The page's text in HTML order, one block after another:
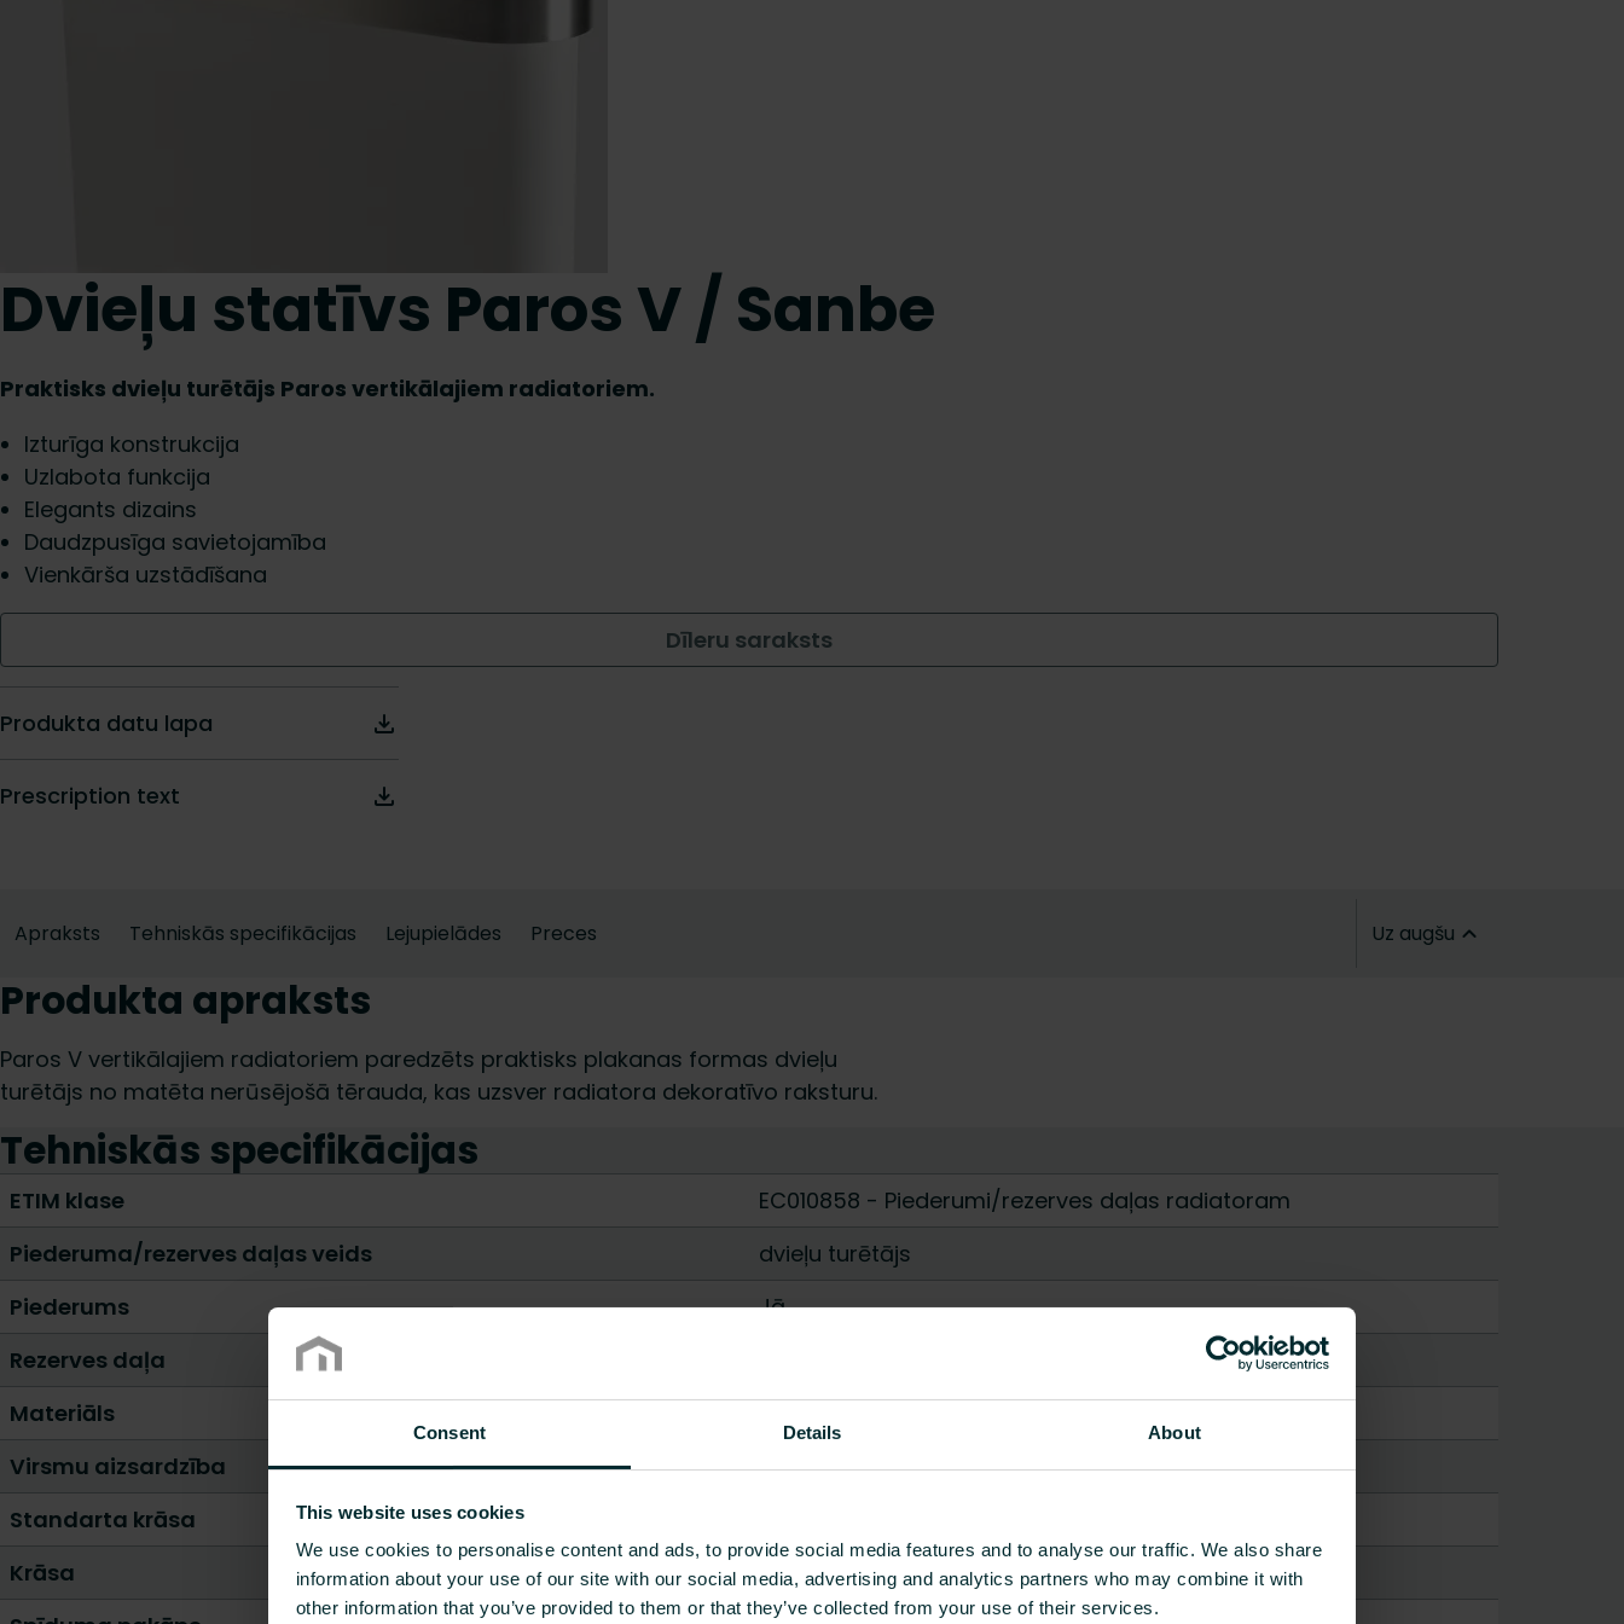
Consent Details About
This website uses cookies
We use cookies to personalise content and ads, to provide social media features and to analyse our traffic. We also share
information about your use of our site with our social media, advertising and analytics partners who may combine it with
other information that you’ve provided to them or that they’ve collected from your use of their services.
Dvieļu statīvs Paros V / Sanbe
Praktisks dvieļu turētājs Paros vertikālajiem radiatoriem.
Izturīga konstrukcija
Uzlabota funkcija
Elegants dizains
Daudzpusīga savietojamība
Vienkārša uzstādīšana
Dīleru saraksts
Produkta datu lapa
Prescription text
Apraksts Tehniskās specifikācijas Lejupielādes Preces Uz augšu
Produkta apraksts
Paros V vertikālajiem radiatoriem paredzēts praktisks plakanas formas dvieļu
turētājs no matēta nerūsējošā tērauda, kas uzsver radiatora dekoratīvo raksturu.
Tehniskās specifikācijas
ETIM klase
EC010858 - Piederumi/rezerves daļas radiatoram
Piederuma/rezerves daļas veids
dvieļu turētājs
Piederums
Jā
Rezerves daļa
Materiāls
Virsmu aizsardzība
Neapstrādāts
Standarta krāsa
Krāsa
Cits